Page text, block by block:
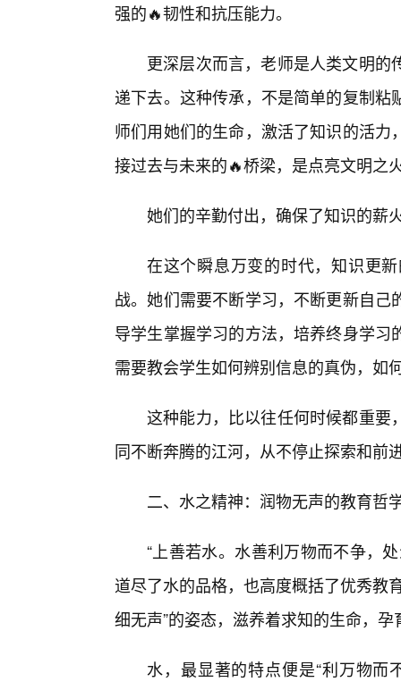
强的🔥韧性和抗压能力。
更深层次而言，老师是人类文明
递下去。这种传承，不是简单的复制
师们用她们的生命，激活了知识的活
接过去与未来的🔥桥梁，是点亮文明之
她们的辛勤付出，确保了知识的薪
在这个瞬息万变的时代，知识更
战。她们需要不断学习，不断更新自
导学生掌握学习的方法，培养终身学
需要教会学生如何辨别信息的真伪，如
这种能力，比以往任何时候都重要
同不断奔腾的江河，从不停止探索和前
二、水之精神：润物无声的教育哲
“上善若水。水善利万物而不争，
道尽了水的品格，也高度概括了优秀教
细无声”的姿态，滋养着求知的生命，
水，最显著的特点便是“利万物而